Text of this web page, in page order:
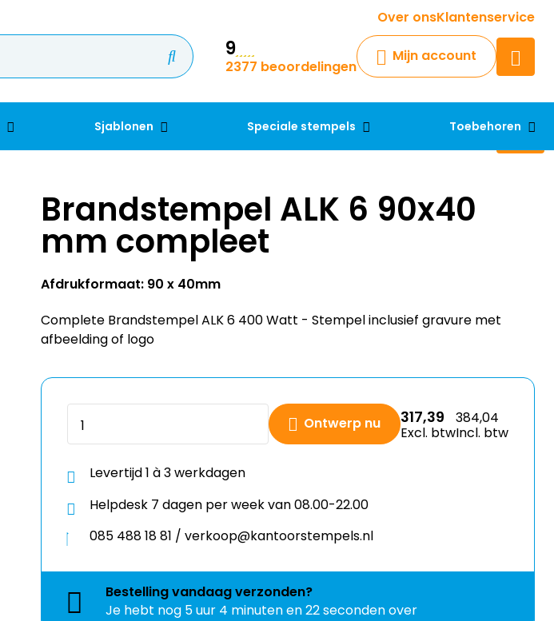
Over onsKlantenservice
9
2377 beoordelingen
Mijn account
Sjablonen Speciale stempels Toebehoren
Krijg een antwoord op uw vraag
Chatbot
Chat 24/7 met onze chatbot
Contact
Brandstempel ALK 6 90x40
mm compleet
Afdrukformaat: 90 x 40mm
Complete Brandstempel ALK 6 400 Watt - Stempel inclusief gravure met
afbeelding of logo
Ontwerp nu 317,39
Excl. btw
384,04
Incl. btw
Levertijd 1 à 3 werkdagen
Helpdesk 7 dagen per week van 08.00-22.00
085 488 18 81 / verkoop@kantoorstempels.nl
Bestellingvandaagverzonden?
Je hebt nog 5 uur 4 minuten en 21 seconden over